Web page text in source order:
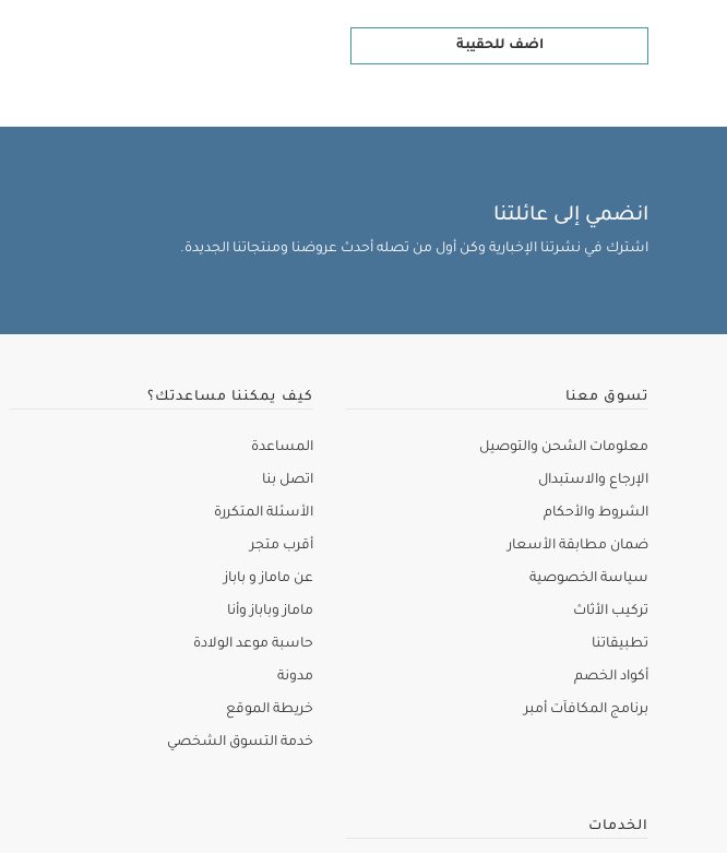
اضف للحقيبة
انضمي إلى عائلتنا
اشترك في نشرتنا الإخبارية وكن أول من تصله أحدث عروضنا ومنتجاتنا الجديدة.
تسوق معنا
معلومات الشحن والتوصيل
الإرجاع والاستبدال
الشروط والأحكام
ضمان مطابقة الأسعار
سياسة الخصوصية
تركيب الأثاث
تطبيقاتنا
أكواد الخصم
برنامج المكافآت أمبر
كيف يمكننا مساعدتك؟
المساعدة
اتصل بنا
الأسئلة المتكررة
أقرب متجر
عن ماماز و باباز
ماماز وباباز وأنا
حاسبة موعد الولادة
مدونة
خريطة الموقع
خدمة التسوق الشخصي
الخدمات